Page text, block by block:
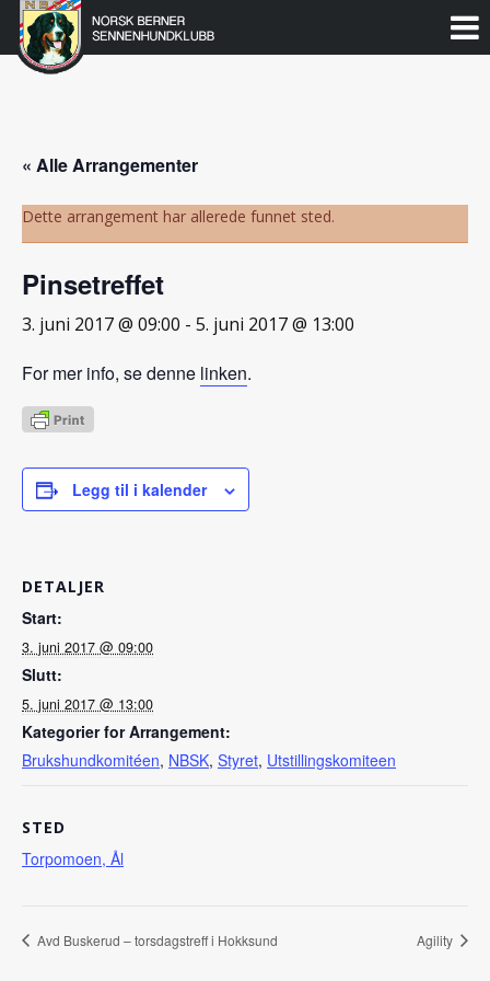
Gå
Norsk
Berner
« Alle Arrangementer
Dette arrangement har allerede funnet sted.
Pinsetreffet
3. juni 2017 @ 09:00 - 5. juni 2017 @ 13:00
For mer info, se denne linken.
Legg til i kalender
DETALJER
Start:
3. juni 2017 @ 09:00
Slutt:
5. juni 2017 @ 13:00
Kategorier for Arrangement:
Brukshundkomitéen, NBSK, Styret, Utstillingskomiteen
STED
Torpomoen, Ål
Avd Buskerud – torsdagstreff i Hokksund Agility